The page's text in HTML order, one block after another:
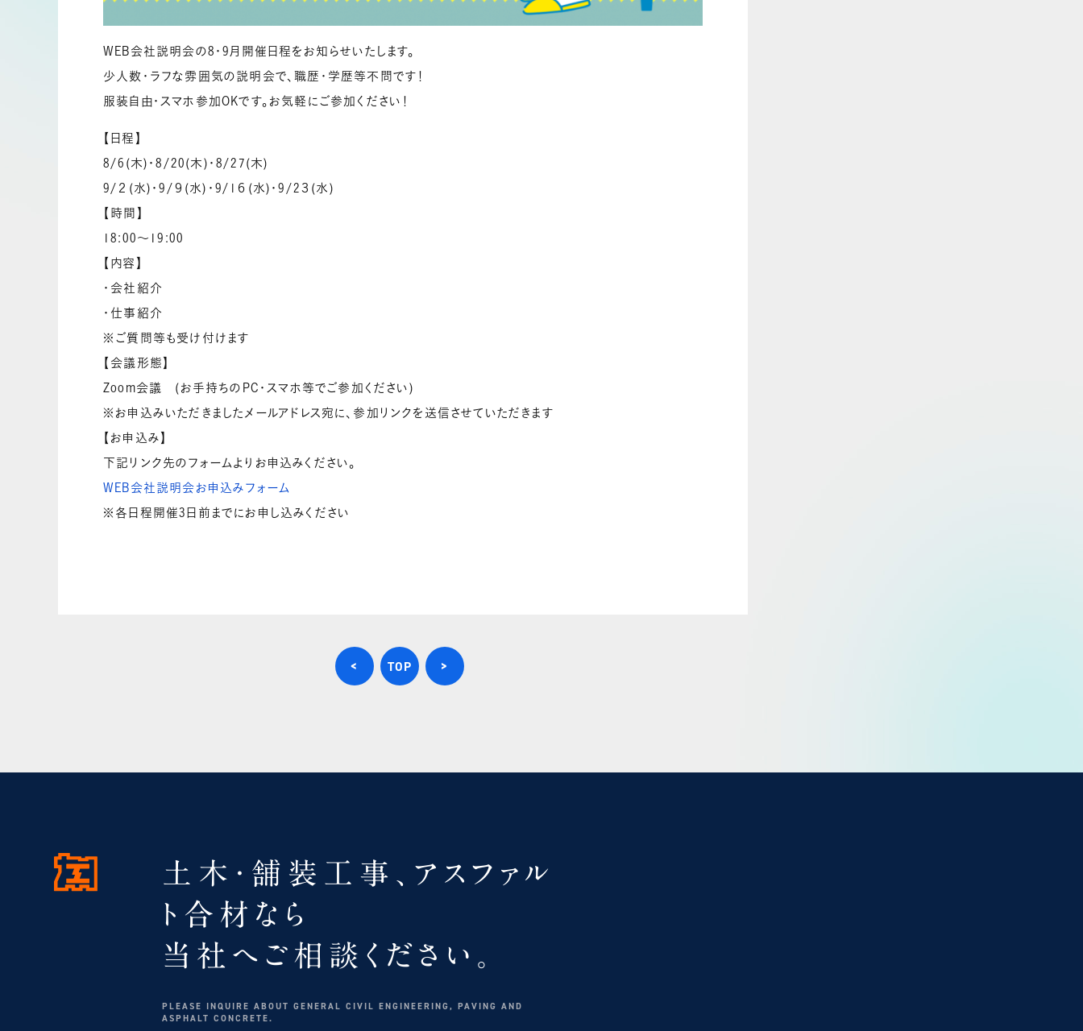
WEB会社説明会の8・9月開催日程をお知らせいたします。
少人数・ラフな雰囲気の説明会で、職歴・学歴等不問です！
服装自由・スマホ参加OKです。お気軽にご参加ください！
【日程】
8/6(木)・8/20(木)・8/27(木)
9/２(水)・9/９(水)・9/1６(水)・9/2３(水)
【時間】
18:00～19:00
【内容】
・会社紹介
・仕事紹介
※ご質問等も受け付けます
【会議形態】
Zoom会議 (お手持ちのPC・スマホ等でご参加ください)
※お申込みいただきましたメールアドレス宛に、参加リンクを送信させていただきます
【お申込み】
下記リンク先のフォームよりお申込みください。
WEB会社説明会お申込みフォーム
※各日程開催3日前までにお申し込みください
< TOP >
土木・舗装工事、 アスファル
ト合材なら
当社へご相談ください。
PLEASE INQUIRE ABOUT GENERAL CIVIL ENGINEERING, PAVING AND
ASPHALT CONCRETE.